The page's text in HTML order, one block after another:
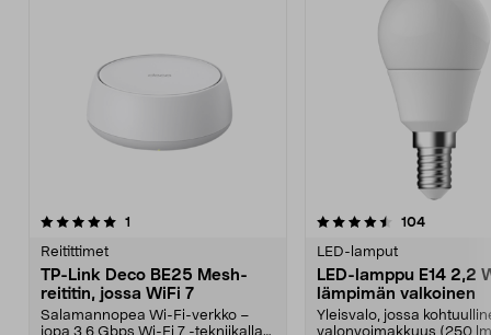
1
Reitittimet
TP-Link Deco BE25 Mesh-
reititin, jossa WiFi 7
Salamannopea Wi-Fi-verkko –
4.5 viidestä
104arvostelut
LED-lamput
LED-lamppu E14 2,2
lämpimän valkoinen
Yleisvalo, jossa
4.5 viidestä